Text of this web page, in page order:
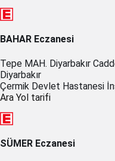
BAHAR Eczanesi
Tepe MAH. Diyarbakır
Diyarbakır
Çermik Devlet Hastanesi
Ara Yol tarifi
SÜMER Eczanesi